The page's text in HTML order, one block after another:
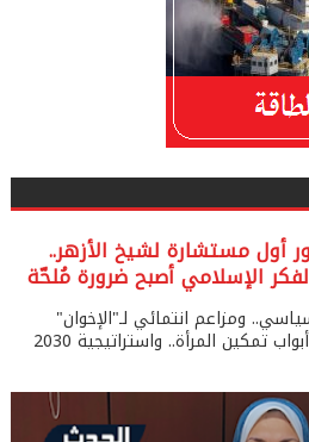
أول مستشارة لشيخ الأزهر..
الإسلامي أصبح ضرورة مُلحّة
ومزاعم انتمائي لـ"الإخوان"
مُغرضة الرئيس السيسي فتح أبواب تمكين المرأة.. واستراتيجية 2030